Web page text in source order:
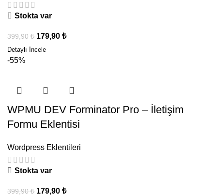
Stokta var
399,90₺ 179,90 ₺
-55%
WPMU DEV Forminator Pro – İletişim
Formu Eklentisi
Wordpress Eklentileri
Stokta var
399,90₺ 179,90 ₺